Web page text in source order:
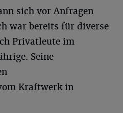
sich vor Anfragen
war bereits für diverse
Privatleute im
Seine
Kraftwerk in